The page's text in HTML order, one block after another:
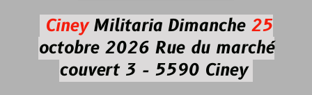
CineyMilitaria Dimanche 25
octobre 2026Rue du marché
couvert 3 - 5590 Ciney